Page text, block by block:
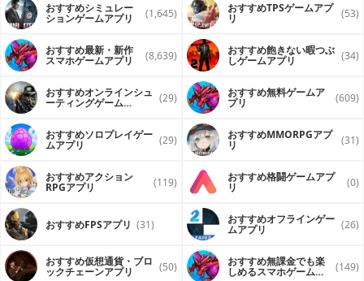
おすすめシミュレー
ションゲームアプリ (1,645) おすすめTPSゲームアプ
リ (53)
おすすめ最新・新作
スマホゲームアプリ (8,639) おすすめ飽きない暇つぶ
しゲームアプリ (34)
おすすめオンラインシュ
ーティングゲーム (29) おすすめ無料ゲームア
プリ (609)
おすすめソロプレイゲー
ムアプリ (29) おすすめ MMORPGアプ
リ (31)
おすすめアクション
RPGアプリ (119) おすすめ格闘ゲームアプ
リ (0)
おすすめFPSアプリ (31) おすすめオフラインゲー
ムアプリ (26)
おすすめ仮想通貨・ブロ
ックチェーンアプリ (50) おすすめ無課金でも楽
しめるスマホゲームア (149)